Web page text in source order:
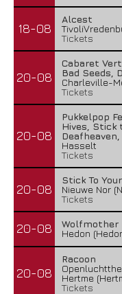
18-08
Alcest
Tickets
20-08
Cabaret
Bad Seeds,
Charleville-
Tickets
20-08
Pukkelpop
Hives, Stick
Hasselt
Tickets
20-08
Stick To
Nieuwe Nor
Tickets
20-08
Wolfmother
Hedon
20-08
Racoon
Hertme
Tickets